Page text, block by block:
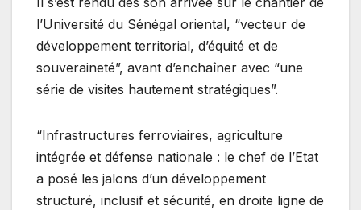
l’Université du Sénégal oriental, “vecteur de
développement territorial, d’équité et de
souveraineté”, avant d’enchaîner avec “une
série de visites hautement stratégiques”.
“Infrastructures ferroviaires, agriculture
intégrée et défense nationale : le chef de l’Etat
a posé les jalons d’un développement
structuré, inclusif et sécurité, en droite ligne de